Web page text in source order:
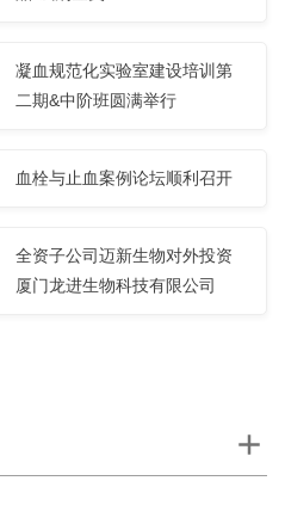
凝血规范化实验室建设培训第
二期&中阶班圆满举行
血栓与止血案例论坛顺利召开
全资子公司迈新生物对外投资
厦门龙进生物科技有限公司